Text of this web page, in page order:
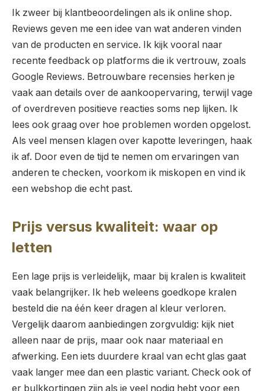
Ik zweer bij klantbeoordelingen als ik online shop.
Reviews geven me een idee van wat anderen vinden
van de producten en service. Ik kijk vooral naar
recente feedback op platforms die ik vertrouw, zoals
Google Reviews. Betrouwbare recensies herken je
vaak aan details over de aankoopervaring, terwijl vage
of overdreven positieve reacties soms nep lijken. Ik
lees ook graag over hoe problemen worden opgelost.
Als veel mensen klagen over kapotte leveringen, haak
ik af. Door even de tijd te nemen om ervaringen van
anderen te checken, voorkom ik miskopen en vind ik
een webshop die echt past.
Prijs versus kwaliteit: waar op
letten
Een lage prijs is verleidelijk, maar bij kralen is kwaliteit
vaak belangrijker. Ik heb weleens goedkope kralen
besteld die na één keer dragen al kleur verloren.
Vergelijk daarom aanbiedingen zorgvuldig: kijk niet
alleen naar de prijs, maar ook naar materiaal en
afwerking. Een iets duurdere kraal van echt glas gaat
vaak langer mee dan een plastic variant. Check ook of
er bulkkortingen zijn als je veel nodig hebt voor een